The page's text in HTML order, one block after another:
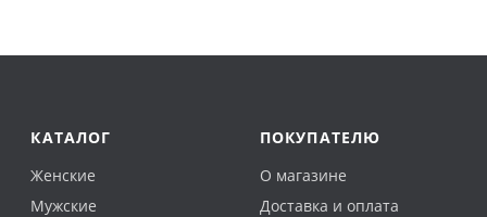
КАТАЛОГ
Женские
Мужские
ПОКУПАТЕЛЮ
О магазине
Доставка и оплата